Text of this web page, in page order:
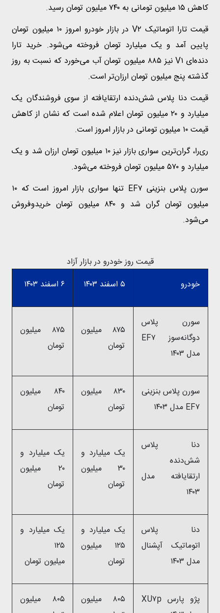
کاهش ۱۵ میلیون تومانی به ۷۴۰ میلیون تومان رسید.
قیمت تارا اتوماتیک V۲ در بازار خودرو امروز ۱۰ میلیون تومان
پایین آمد و یک میلیارد تومان فروخته می‌شود. خرید تارا
دنده‌ای V۱ نیز ۸۸۵ میلیون تومان آب می‌خورد که نسبت به روز
گذشته پنج میلیون تومان ارزان‌تر است.
قیمت دنا پلاس شش‌دنده‌‌ ارتقایافته از سوی فروشندگان یک
میلیارد و ۲۰ میلیون تومان اعلام شده است که نشان از کاهش
قیمت ۱۰ میلیون تومانی در بازار امروز است.
ری‌را، گران‌ترین سواری بازار نیز ۱۰ میلیون تومان ارزان شد و یک
میلیارد و ۵۷۰ میلیون تومان فروخته می‌شود.
سورن پلاس بنزینی EF۷ تنها سواری بازار امروز است که ۱۰
میلیون تومان گران شد و ۸۴۰ میلیون تومان خریدوفروش
می‌شود.
قیمت روز خودرو در بازار آزاد
خودرو
۵ اسفند ۱۴۰۳ ۶ اسفند ۱۴۰۳
سورن پلاس
دوگانه‌سوز EF۷
مدل ۱۴۰۳
۸۷۵ میلیون
تومان
۸۷۵ میلیون
تومان
سورن پلاس بنزینی
EF۷ مدل ۱۴۰۳
۸۳۰ میلیون
تومان
۸۴۰ میلیون
تومان
دنا پلاس
شش‌دنده‌‌
ارتقایافته مدل
۱۴۰۳
یک میلیارد و
۳۰ میلیون
تومان
یک میلیارد و
۲۰ میلیون
تومان
دنا پلاس
اتوماتیک آپشنال
مدل ۱۴۰۳
یک میلیارد و
۱۲۵ میلیون
تومان
یک میلیارد و
۱۲۵
میلیون تومان
پژو پارس XU۷p
۸۰۵ میلیون
۸۰۵ میلیون